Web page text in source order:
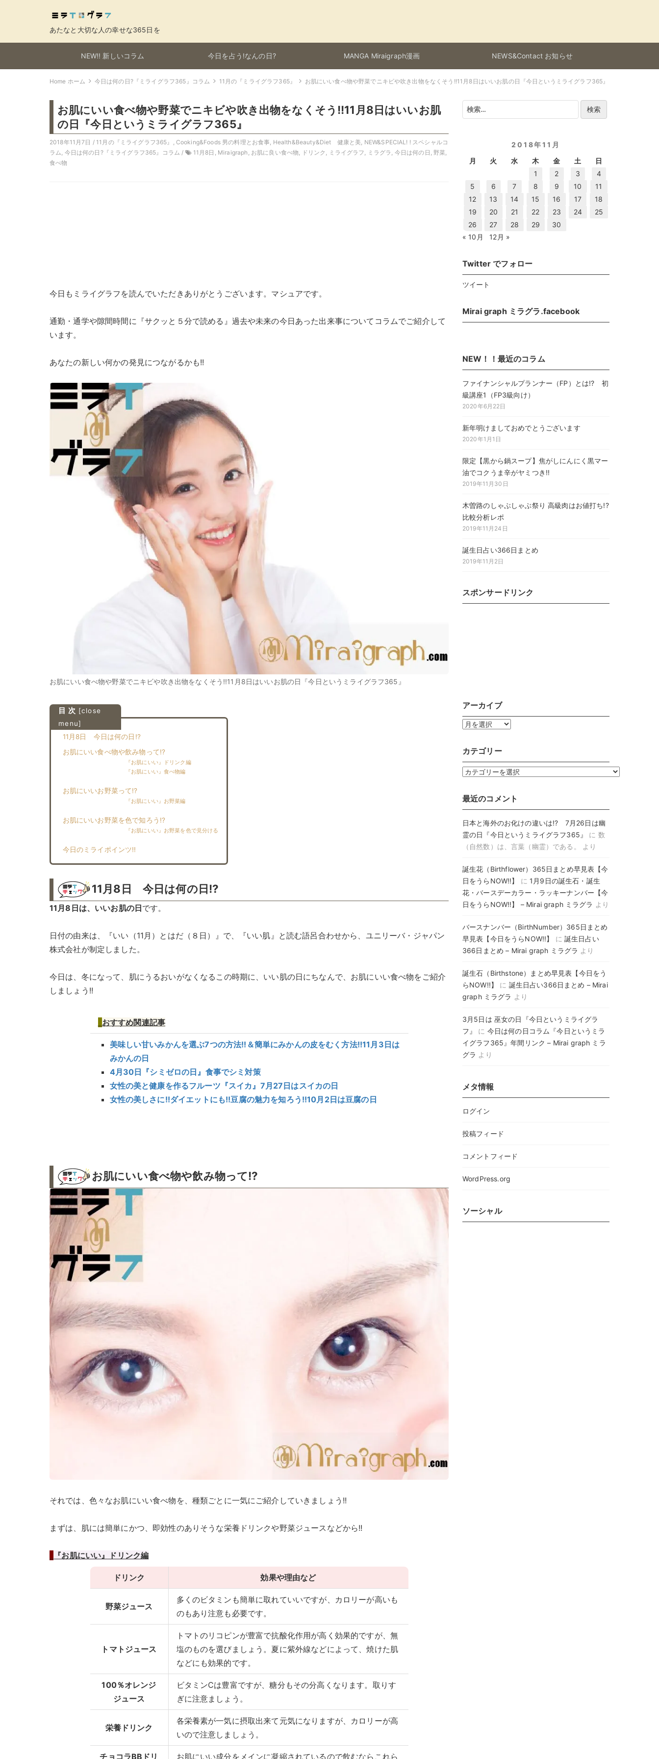
あたなと大切な人の幸せな365日を
NEW!! 新しいコラム 今日を占う!なんの日? MANGA Miraigraph漫画 NEWS&Contact お知らせ
Home ホーム 今日は何の日?『ミライグラフ365』コラム 11月の『ミライグラフ365』 お肌にいい食べ物や野菜でニキビや吹き出物をなくそう!!11月8日はいいお肌の日『今日というミライグラフ365』
お肌にいい食べ物や野菜でニキビや吹き出物をなくそう!!11月8日はいいお肌
の日『今日というミライグラフ365』
2018年11月7日 / 11月の『ミライグラフ365』 , Cooking&Foods 男の料理とお食事, Health&Beauty&Diet 健康と美, NEW&SPECIAL! ! スペシャルコ
ラム, 今日は何の日?『ミライグラフ365』コラム / 11月8日 , Miraigraph , お肌に良い食べ物, ドリンク , ミライグラフ, ミラグラ , 今日は何の日 , 野菜,
食べ物
今日もミライグラフを読んでいただきありがとうございます。マシュアです。
通勤・通学や隙間時間に『サクッと５分で読める』過去や未来の今日あった出来事についてコラムでご紹介して
います。
あなたの新しい何かの発見につながるかも!!
お肌にいい食べ物や野菜でニキビや吹き出物をなくそう!!11月8日はいいお肌の日『今日というミライグラフ365』
目 次 [close
menu]
11月8日 今日は何の日!?
お肌にいい食べ物や飲み物って!?︎
『お肌にいい』ドリンク編
『お肌にいい』食べ物編
お肌にいいお野菜って!?︎
『お肌にいい』お野菜編
お肌にいいお野菜を色で知ろう!?︎
『お肌にいい』お野菜を色で見分ける
今日のミライポインツ!!︎
11月8日 今日は何の日!?
11月8日は、いいお肌の日です。
日付の由来は、『いい（11月）とはだ（８日）』で、『いい肌』と読む語呂合わせから、ユニリーバ・ジャパン
株式会社が制定しました。
今日は、冬になって、肌にうるおいがなくなるこの時期に、いい肌の日にちなんで、お肌にいい食べ物をご紹介
しましょう!!
おすすめ関連記事
美味しい甘いみかんを選ぶ7つの方法!!＆簡単にみかんの皮をむく方法!!11月3日は
みかんの日
4月30日『シミゼロの日』食事でシミ対策
女性の美と健康を作るフルーツ『スイカ』7月27日はスイカの日
女性の美しさに!!ダイエットにも!!豆腐の魅力を知ろう!!10月2日は豆腐の日
お肌にいい食べ物や飲み物って!?︎
それでは、色々なお肌にいい食べ物を、種類ごとに一気にご紹介していきましょう!!
まずは、肌には簡単にかつ、即効性のありそうな栄養ドリンクや野菜ジュースなどから!!
『お肌にいい』ドリンク編
ドリンク 効果や理由など
野菜ジュース
多くのビタミンも簡単に取れていいですが、カロリーが高いも
のもあり注意も必要です。
トマトジュース
トマトのリコピンが豊富で抗酸化作用が高く効果的ですが、無
塩のものを選びましょう。夏に紫外線などによって、焼けた肌
などにも効果的です。
100％オレンジ
ジュース
ビタミンCは豊富ですが、糖分もその分高くなります。取りす
ぎに注意ましょう。
栄養ドリンク
各栄養素が一気に摂取出来て元気になりますが、カロリーが高
いので注意しましょう。
チョコラBBドリ お肌にいい成分をメインに凝縮されているので飲むならこれら
検
索:
2018年11月
月
火 水 木 金 土
日
1
2 3
4
5
6 7 8 9 10
11
12
13 14 15 16 17
18
19
20 21 22 23 24
25
26
27 28 29
30
« 10月
12月 »
Twitter でフォロー
ツイート
Mirai graph ミラグラ.facebook
NEW！！最近のコラム
ファイナンシャルプランナー（FP）とは!? 初
級講座1（FP3級向け）
2020年6月22日
新年明けましておめでとうございます
2020年1月1日
限定【黒から鍋スープ】焦がしにんにく黒マー
油でコクうま辛がヤミつき!!
2019年11月30日
木曽路のしゃぶしゃぶ祭り 高級肉はお値打ち!?
比較分析レポ
2019年11月24日
誕生日占い366日まとめ
2019年11月2日
スポンサードリンク
アーカイブ
ア
カ
ブ
カテゴリー
カ
ゴ
ー
最近のコメント
日本と海外のお化けの違いは!? 7月26日は幽
霊の日『今日というミライグラフ365』
に 数
（自然数）は、言葉（幽霊）である。
より
誕生花（Birthflower）365日まとめ早見表【今
日をうらNOW!!】
に 1月9日の誕生石・誕生
花・バースデーカラー・ラッキーナンバー【今
日をうらNOW!!】 – Mirai graph ミラグラ より
バースナンバー（BirthNumber）365日まとめ
早見表【今日をうらNOW!!】
に 誕生日占い
366日まとめ – Mirai graph ミラグラ より
誕生石（Birthstone）まとめ早見表【今日をう
らNOW!!】
に 誕生日占い366日まとめ – Mirai
graph ミラグラ より
3月5日は 巫女の日『今日というミライグラ
フ』
に 今日は何の日コラム『今日というミラ
イグラフ365』年間リンク – Mirai graph ミラ
グラ より
メタ情報
ログイン
投稿フィード
コメントフィード
WordPress.org
ソーシャル